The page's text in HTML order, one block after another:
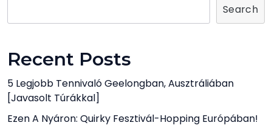
Search
Recent Posts
5 Legjobb Tennivaló Geelongban, Ausztráliában
[javasolt Túrákkal]
Ezen A Nyáron: Quirky Fesztivál-Hopping Európában!